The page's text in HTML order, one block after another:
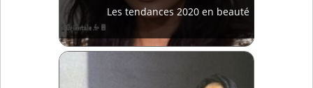
Les tendances 2020 en beauté